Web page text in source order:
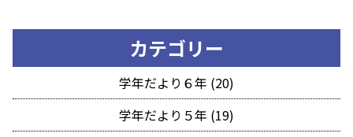
カテゴリー
学年だより６年 (20)
学年だより５年 (19)